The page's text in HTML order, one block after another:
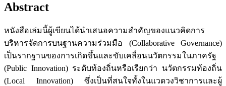
Abstract
หนังสือเล่มนี้ผู้เขียนได้นำเสนอความสำคัญของแนวคิดการ
บริหารจัดการบนฐานความร่วมมือ (Collaborative Governance)
เป็นรากฐานของการเกิดขึ้นและขับเคลื่อนนวัตกรรมในภาครัฐ
(Public Innovation) ระดับท้องถิ่นหรือเรียกว่า นวัตกรรมท้องถิ่น
(Local Innovation) ซึ่งเป็นที่สนใจทั้งในแวดวงวิชาการและผู้